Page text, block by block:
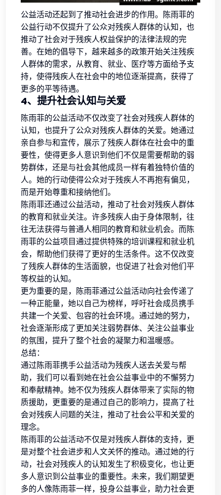
公益活动还起到了推动社会进步的作用。陈雨菲的
公益行动不仅提升了公众对残疾人群体的认知，也
推动了社会对于残疾人权益保护的法律法规的完
善。在她的倡导下，越来越多的政策开始关注残疾
人群体的需求，从教育、就业、医疗等方面给予支
持，使得残疾人在社会中的地位逐渐提高，获得了
更多的平等待遇。
4、提升社会认知与关爱
陈雨菲的公益活动不仅改变了社会对残疾人群体的
认知，也提升了公众对残疾人群体的关爱。她通过
亲自参与和宣传，展示了残疾人群体在社会中的重
要性，使得更多人意识到他们不仅是需要帮助的弱
势群体，还是与社会其他成员一样有着独特价值的
人。她的行动使得公众对于残疾人不再抱有偏见，
而是开始尊重和接纳他们。
陈雨菲还通过公益活动，推动了社会对残疾人群体
的教育和就业关注。许多残疾人由于身体限制，往
往无法获得与普通人相同的教育和就业机会。而陈
雨菲的公益项目通过提供特殊的培训课程和就业机
会，帮助他们获得了更好的生活条件。这不仅改变
了残疾人群体的生活面貌，也促进了社会对他们平
等权益的认知。
更为重要的是，陈雨菲通过公益活动向社会传递了
一种正能量，她以自己为榜样，呼吁社会成员携手
共建一个关爱、包容的社会环境。通过她的努力，
社会逐渐形成了更加关注弱势群体、关注公益事业
的氛围，提升了整个社会的凝聚力和温暖感。
总结：
通过陈雨菲携手公益活动为残疾人送去关爱与帮
助，我们可以看到她在社会公益事业中的不懈努力
和奉献精神。她不仅为残疾人群体带来了实际的物
质援助，更重要的是通过自己的影响力，提高了社
会对残疾人问题的关注，推动了社会公平和关爱的
理念。
陈雨菲的公益活动不仅是对残疾人群体的支持，更
是对整个社会进步和人文关怀的推动。通过她的行
动，社会对残疾人的认知发生了积极变化，也让更
多人意识到公益事业的重要性。未来，我们期望更
多的人像陈雨菲一样，投身公益事业，助力社会更